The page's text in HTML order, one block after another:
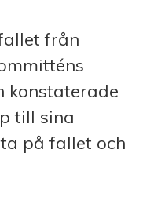
från
konstaterade
till sina
på fallet och